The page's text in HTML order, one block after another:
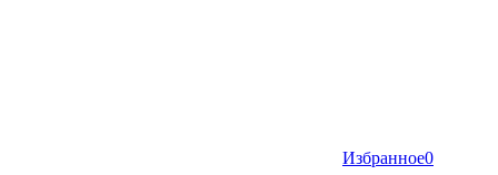
Избранное0